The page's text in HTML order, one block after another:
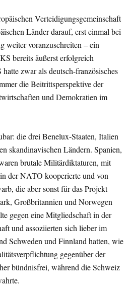
Verteidigungsgemeinschaft
Länder darauf, erst einmal bei
weiter voranzuschreiten – ein
bereits äußerst erfolgreich
zwar als deutsch-französisches
die Beitrittsperspektive der
und Demokratien im
die drei Benelux-Staaten, Italien
skandinavischen Ländern. Spanien,
brutale Militärdiktaturen, mit
der NATO kooperierte und von
die aber sonst für das Projekt
Großbritannien und Norwegen
gegen eine Mitgliedschaft in der
und assoziierten sich lieber im
Schweden und Finnland hatten, wie
gegenüber der
bündnisfrei, während die Schweiz